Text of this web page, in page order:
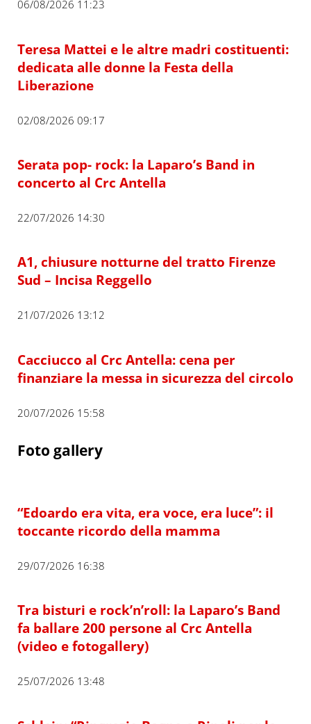
06/08/2026 11:23
Teresa Mattei e le altre madri costituenti:
dedicata alle donne la Festa della
Liberazione
02/08/2026 09:17
Serata pop- rock: la Laparo’s Band in
concerto al Crc Antella
22/07/2026 14:30
A1, chiusure notturne del tratto Firenze
Sud – Incisa Reggello
21/07/2026 13:12
Cacciucco al Crc Antella: cena per
finanziare la messa in sicurezza del circolo
20/07/2026 15:58
Foto gallery
“Edoardo era vita, era voce, era luce”: il
toccante ricordo della mamma
29/07/2026 16:38
Tra bisturi e rock’n’roll: la Laparo’s Band
fa ballare 200 persone al Crc Antella
(video e fotogallery)
25/07/2026 13:48